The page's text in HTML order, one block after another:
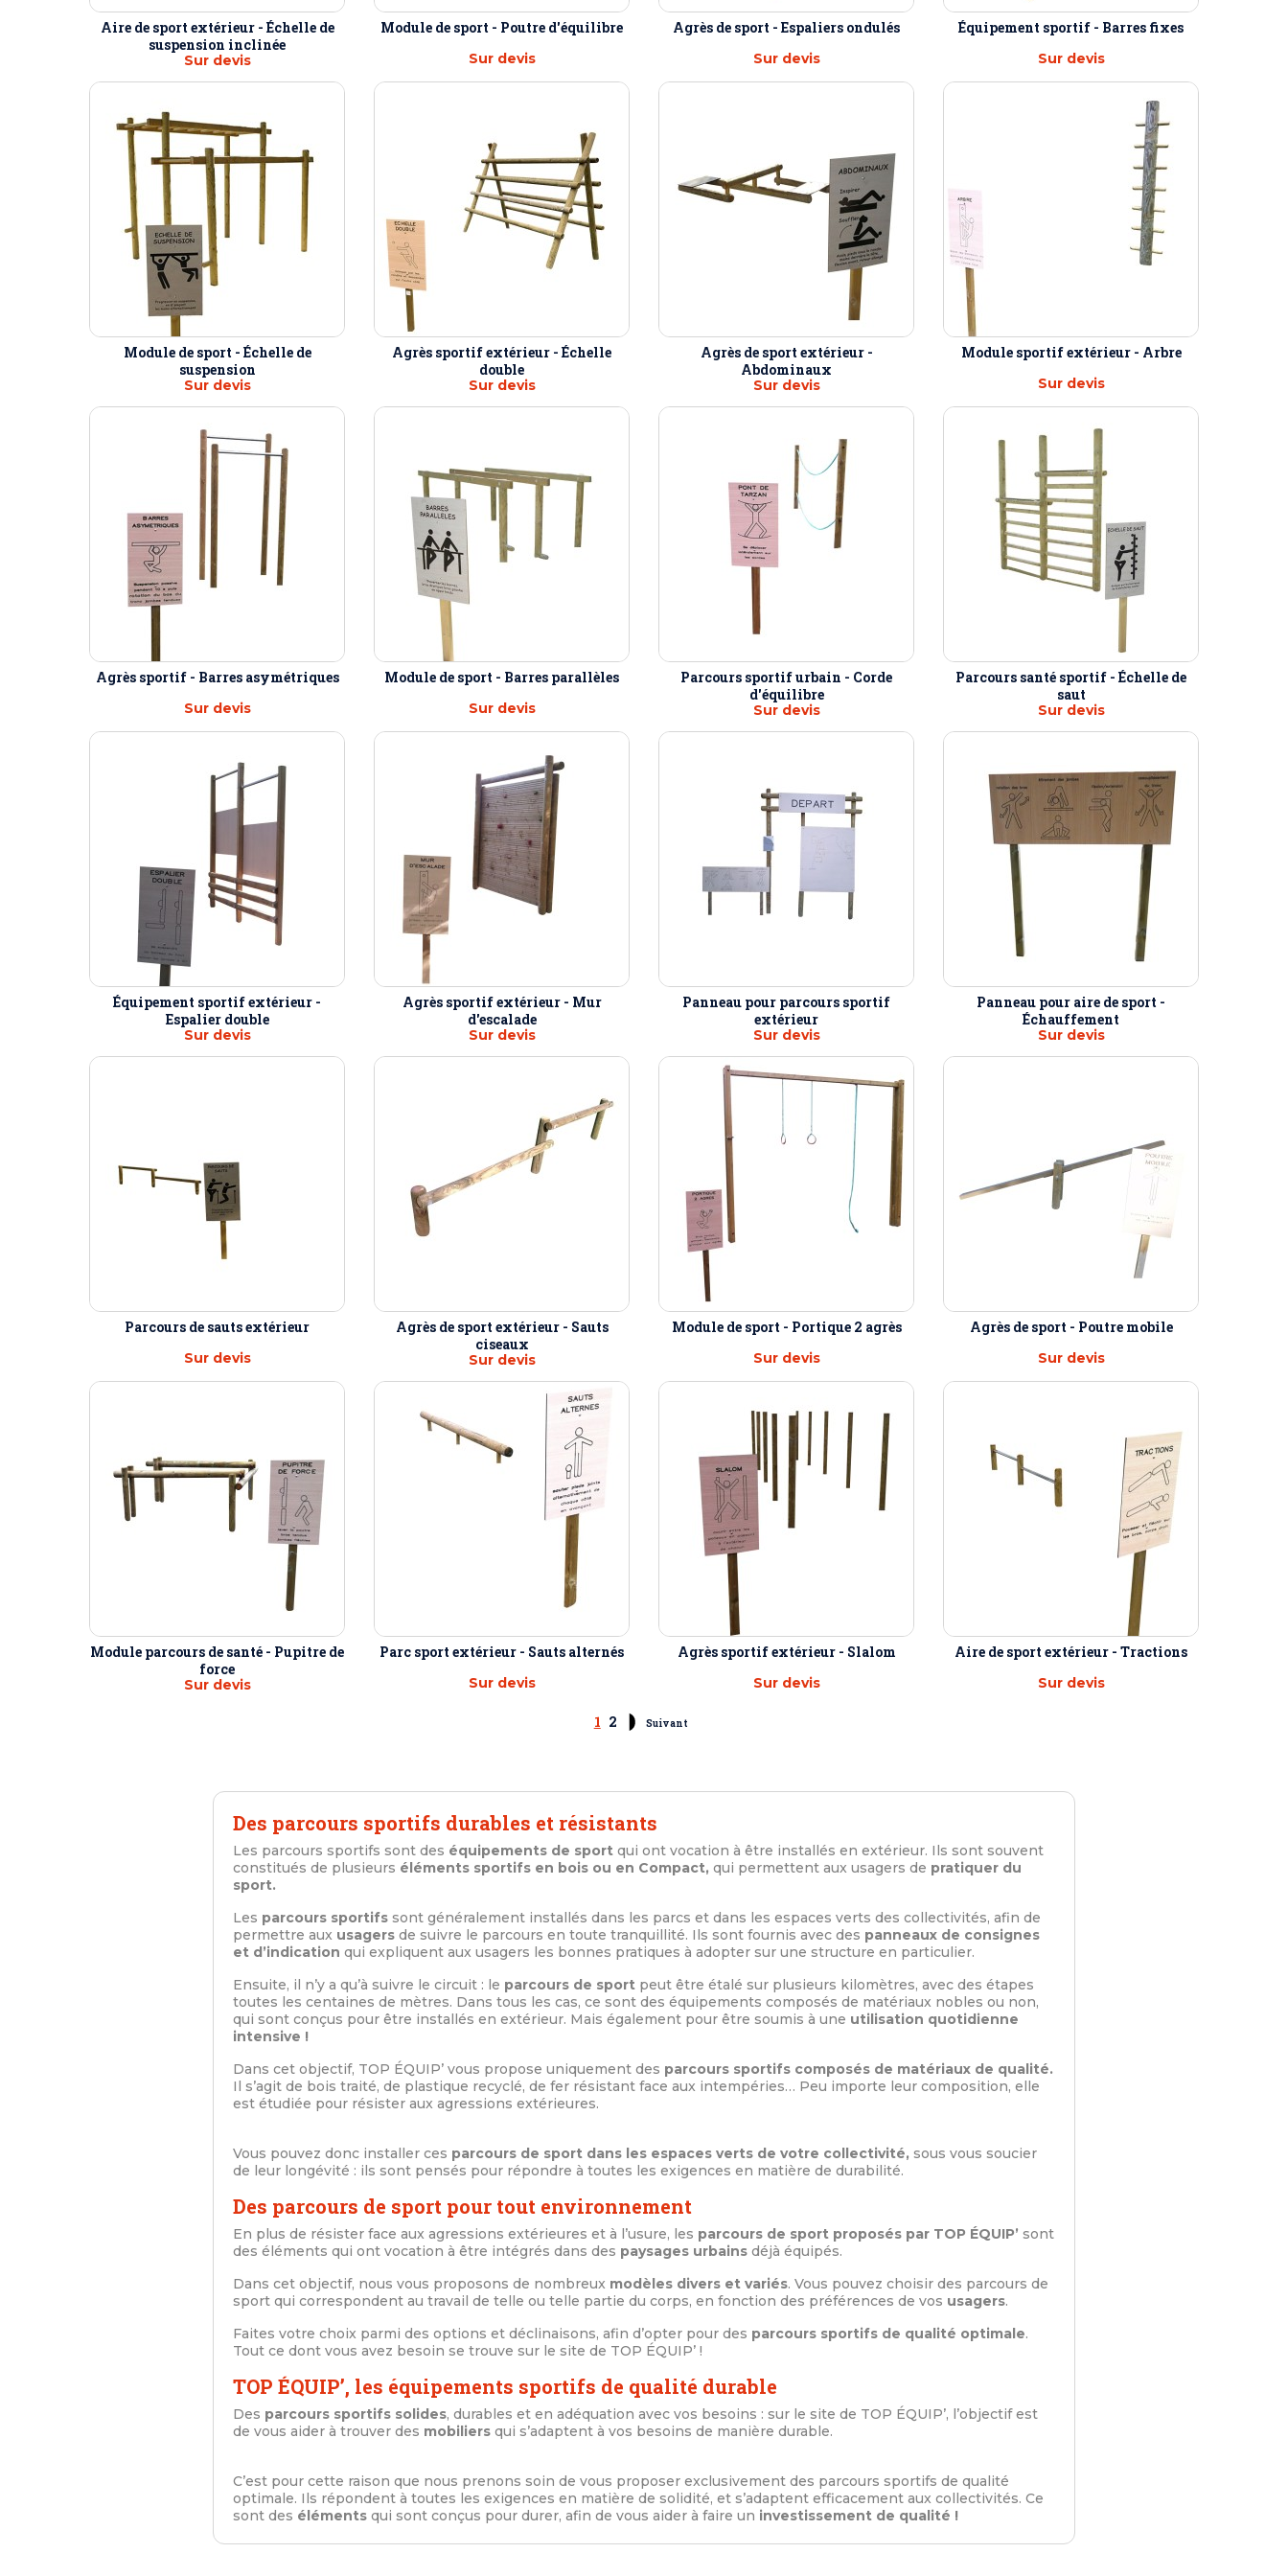
Aire de sport extérieur - Échelle de
suspension inclinée
Sur devis
Module de sport - Poutre d'équilibre
Sur devis
Agrès de sport - Espaliers ondulés
Sur devis
Équipement sportif - Barres fixes
Sur devis
Module de sport - Échelle de
suspension
Sur devis
Agrès sportif extérieur - Échelle
double
Sur devis
Agrès de sport extérieur -
Abdominaux
Sur devis
Module sportif extérieur - Arbre
Sur devis
Agrès sportif - Barres asymétriques
Sur devis
Module de sport - Barres parallèles
Sur devis
Parcours sportif urbain - Corde
d'équilibre
Sur devis
Parcours santé sportif - Échelle de
saut
Sur devis
Équipement sportif extérieur -
Espalier double
Sur devis
Agrès sportif extérieur - Mur
d'escalade
Sur devis
Panneau pour parcours sportif
extérieur
Sur devis
Panneau pour aire de sport -
Échauffement
Sur devis
Parcours de sauts extérieur
Sur devis
Agrès de sport extérieur - Sauts
ciseaux
Sur devis
Module de sport - Portique 2 agrès
Sur devis
Agrès de sport - Poutre mobile
Sur devis
Module parcours de santé - Pupitre de
force
Sur devis
Parc sport extérieur - Sauts alternés
Sur devis
Agrès sportif extérieur - Slalom
Sur devis
Aire de sport extérieur - Tractions
Sur devis
1 2 Suivant
Des parcours sportifs durables et résistants
Les parcours sportifs sont des équipements de sport qui ont vocation à être installés en extérieur. Ils sont souvent
constitués de plusieurs éléments sportifs en bois ou en Compact, qui permettent aux usagers de pratiquer du
sport.
Les parcours sportifs sont généralement installés dans les parcs et dans les espaces verts des collectivités, afin de
permettre aux usagers de suivre le parcours en toute tranquillité. Ils sont fournis avec des panneaux de consignes
et d’indication qui expliquent aux usagers les bonnes pratiques à adopter sur une structure en particulier.
Ensuite, il n’y a qu’à suivre le circuit : le parcours de sport peut être étalé sur plusieurs kilomètres, avec des étapes
toutes les centaines de mètres. Dans tous les cas, ce sont des équipements composés de matériaux nobles ou non,
qui sont conçus pour être installés en extérieur. Mais également pour être soumis à une utilisation quotidienne
intensive !
Dans cet objectif, TOP ÉQUIP’ vous propose uniquement des parcours sportifs composés de matériaux de qualité.
Il s’agit de bois traité, de plastique recyclé, de fer résistant face aux intempéries… Peu importe leur composition, elle
est étudiée pour résister aux agressions extérieures.
Vous pouvez donc installer ces parcours de sport dans les espaces verts de votre collectivité, sous vous soucier
de leur longévité : ils sont pensés pour répondre à toutes les exigences en matière de durabilité.
Des parcours de sport pour tout environnement
En plus de résister face aux agressions extérieures et à l’usure, les parcours de sport proposés par TOP ÉQUIP’ sont
des éléments qui ont vocation à être intégrés dans des paysages urbains déjà équipés.
Dans cet objectif, nous vous proposons de nombreux modèles divers et variés. Vous pouvez choisir des parcours de
sport qui correspondent au travail de telle ou telle partie du corps, en fonction des préférences de vos usagers.
Faites votre choix parmi des options et déclinaisons, afin d’opter pour des parcours sportifs de qualité optimale.
Tout ce dont vous avez besoin se trouve sur le site de TOP ÉQUIP’ !
TOP ÉQUIP’, les équipements sportifs de qualité durable
Des parcours sportifs solides, durables et en adéquation avec vos besoins : sur le site de TOP ÉQUIP’, l’objectif est
de vous aider à trouver des mobiliers qui s’adaptent à vos besoins de manière durable.
C’est pour cette raison que nous prenons soin de vous proposer exclusivement des parcours sportifs de qualité
optimale. Ils répondent à toutes les exigences en matière de solidité, et s’adaptent efficacement aux collectivités. Ce
sont des éléments qui sont conçus pour durer, afin de vous aider à faire un investissement de qualité !